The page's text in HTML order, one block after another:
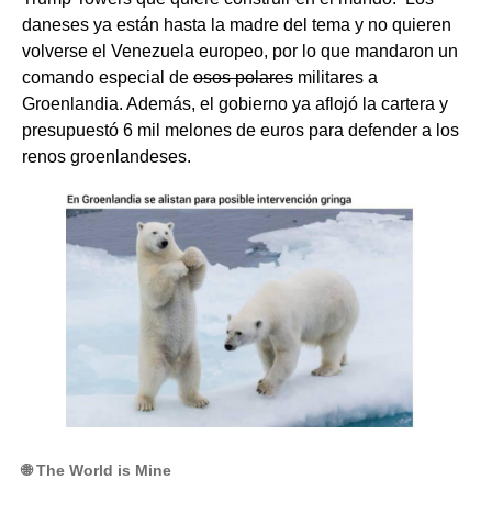
daneses ya están hasta la madre del tema y no quieren
volverse el Venezuela europeo, por lo que mandaron un
comando especial de osos polares militares a
Groenlandia. Además, el gobierno ya aflojó la cartera y
presupuestó 6 mil melones de euros para defender a los
renos groenlandeses.
🌐 The World is Mine